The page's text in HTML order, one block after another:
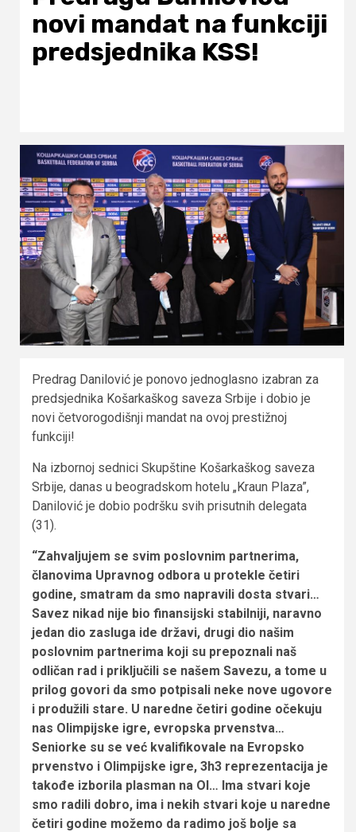
novi mandat na funkciji
predsjednika KSS!
Predrag Danilović je ponovo jednoglasno izabran za
predsjednika Košarkaškog saveza Srbije i dobio je
novi četvorogodišnji mandat na ovoj prestižnoj
funkciji!
Na izbornoj sednici Skupštine Košarkaškog saveza
Srbije, danas u beogradskom hotelu „Kraun Plaza”,
Danilović je dobio podršku svih prisutnih delegata
(31).
“Zahvaljujem se svim poslovnim partnerima,
članovima Upravnog odbora u protekle četiri
godine, smatram da smo napravili dosta stvari…
Savez nikad nije bio finansijski stabilniji, naravno
jedan dio zasluga ide državi, drugi dio našim
poslovnim partnerima koji su prepoznali naš
odličan rad i priključili se našem Savezu, a tome u
prilog govori da smo potpisali neke nove ugovore
i produžili stare. U naredne četiri godine očekuju
nas Olimpijske igre, evropska prvenstva…
Seniorke su se već kvalifikovale na Evropsko
prvenstvo i Olimpijske igre, 3h3 reprezentacija je
takođe izborila plasman na OI… Ima stvari koje
smo radili dobro, ima i nekih stvari koje u naredne
četiri godine možemo da radimo još bolje sa